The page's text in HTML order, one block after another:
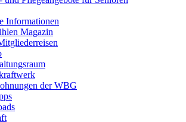
Informationen
Magazin
der WBG